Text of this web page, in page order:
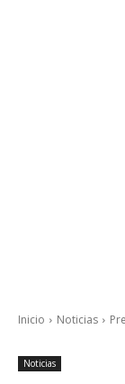
Inicio Noticias
Noticias